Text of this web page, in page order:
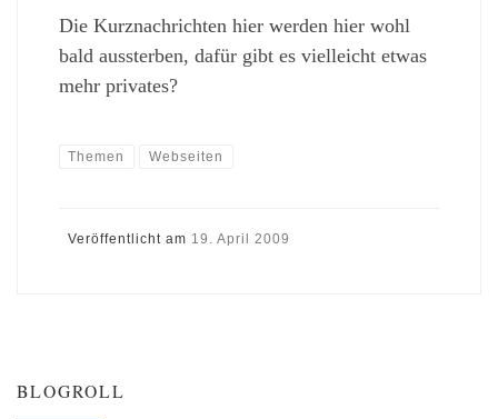
Die Kurznachrichten hier werden hier wohl
bald aussterben, dafür gibt es vielleicht etwas
mehr privates?
Themen Webseiten
Veröffentlicht am 19. April 2009
BLOGROLL